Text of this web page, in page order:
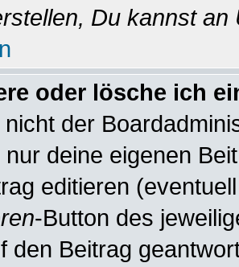
Du kannst
oder lösche ich
der
nur deine eigenen
editieren
-Button des
den Beitrag